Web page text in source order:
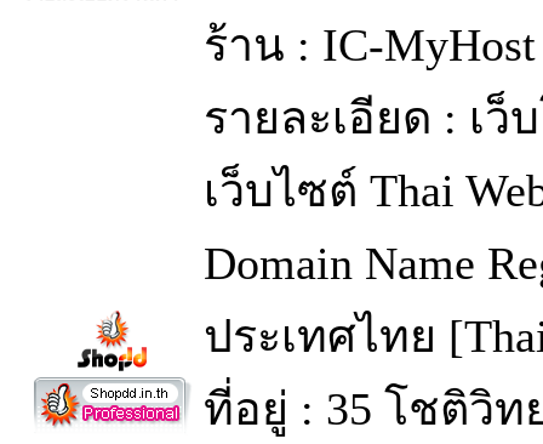
ร้าน : IC-MyHost
รายละเอียด : เ
เว็บไซต์ Thai
Domain Name
ประเทศไทย
ที่อยู่ : 35 โชติวิท